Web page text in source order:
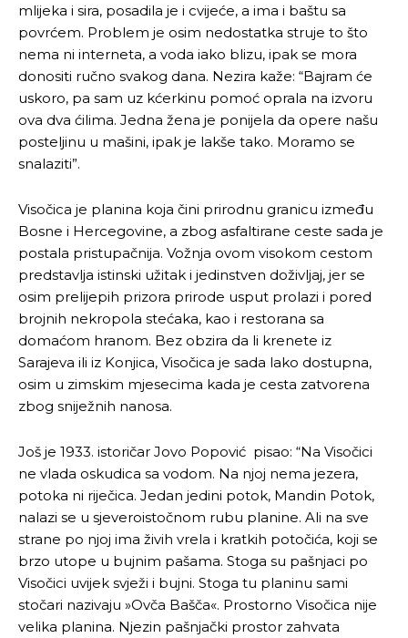
mlijeka i sira, posadila je i cvijeće, a ima i baštu sa
povrćem. Problem je osim nedostatka struje to što
nema ni interneta, a voda iako blizu, ipak se mora
donositi ručno svakog dana. Nezira kaže: “Bajram će
uskoro, pa sam uz kćerkinu pomoć oprala na izvoru
ova dva ćilima. Jedna žena je ponijela da opere našu
posteljinu u mašini, ipak je lakše tako. Moramo se
snalaziti”.
Visočica je planina koja čini prirodnu granicu između
Bosne i Hercegovine, a zbog asfaltirane ceste sada je
postala pristupačnija. Vožnja ovom visokom cestom
predstavlja istinski užitak i jedinstven doživljaj, jer se
osim prelijepih prizora prirode usput prolazi i pored
brojnih nekropola stećaka, kao i restorana sa
domaćom hranom. Bez obzira da li krenete iz
Sarajeva ili iz Konjica, Visočica je sada lako dostupna,
osim u zimskim mjesecima kada je cesta zatvorena
zbog sniježnih nanosa.
Još je 1933. istoričar Jovo Popović pisao: “Na Visočici
ne vlada oskudica sa vodom. Na njoj nema jezera,
potoka ni riječica. Jedan jedini potok, Mandin Potok,
nalazi se u sjeveroistočnom rubu planine. Ali na sve
strane po njoj ima živih vrela i kratkih potočića, koji se
brzo utope u bujnim pašama. Stoga su pašnjaci po
Visočici uvijek svježi i bujni. Stoga tu planinu sami
stočari nazivaju »Ovča Bašča«. Prostorno Visočica nije
velika planina. Njezin pašnjački prostor zahvata